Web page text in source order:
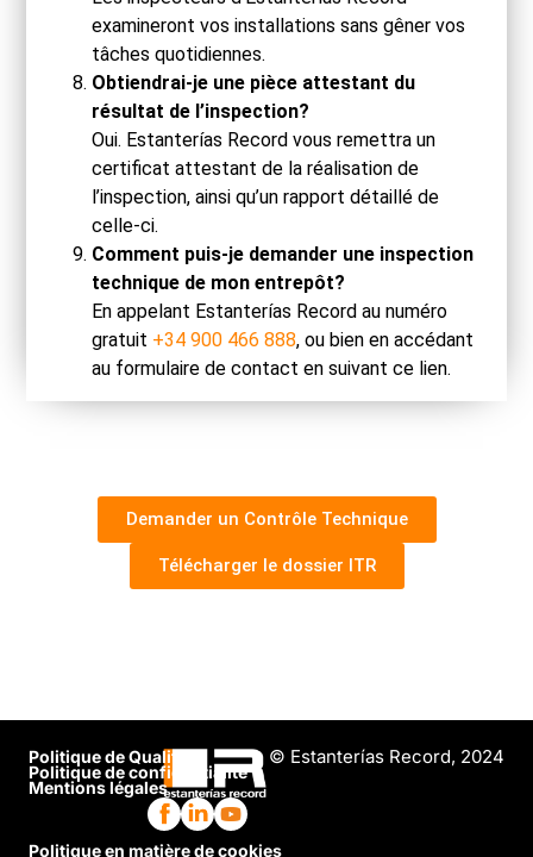
examineront vos installations sans gêner vos
tâches quotidiennes.
Obtiendrai-je une pièce attestant du
résultat de l’inspection?
Oui. Estanterías Record vous remettra un
certificat attestant de la réalisation de
l’inspection, ainsi qu’un rapport détaillé de
celle-ci.
Comment puis-je demander une inspection
technique de mon entrepôt?
En appelant Estanterías Record au numéro
gratuit +34 900 466 888, ou bien en accédant
au formulaire de contact en suivant ce lien.
Demander un Contrôle Technique
Télécharger le dossier ITR
Politique de Qualité
Politique de confidentialité
Mentions légales
Politique en matière de cookies
© Estanterías Record, 2024